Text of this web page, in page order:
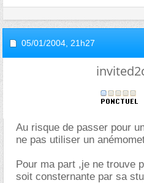
05/01/2004, 21h27
Au risque de passer pour
ne pas utiliser un
Pour ma part ,je ne trouve
soit consternante par sa